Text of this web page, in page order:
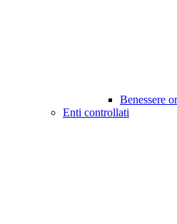
Benessere
Enti controllati